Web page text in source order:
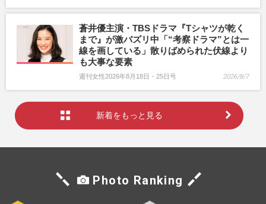
蒼井優主演・TBSドラマ『Tシャツが乾く
まで』が激バズリ中「“考察ドラマ”とは一
線を画している」散りばめられた伏線より
も大事な要素
週刊女性2026年8月18日・25日号 2026/8/7
新着をもっと見る
Photo Ranking